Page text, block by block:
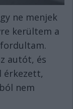
ne menjek
kerültem a
autót, és
érkezett,
nem